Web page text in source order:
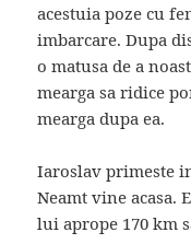
acestuia poze cu
imbarcare. Dupa
o matusa de a
mearga sa ridice
mearga dupa ea.
Iaroslav primeste
Neamt vine acasa.
lui aprope 170 km